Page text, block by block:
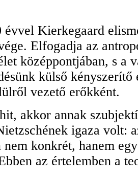
évvel Kierkegaard
Elfogadja az
középpontjában, s a
külső kényszerítő
vezető erőkként.
akkor annak
igaza volt:
konkrét, hanem
az értelemben a